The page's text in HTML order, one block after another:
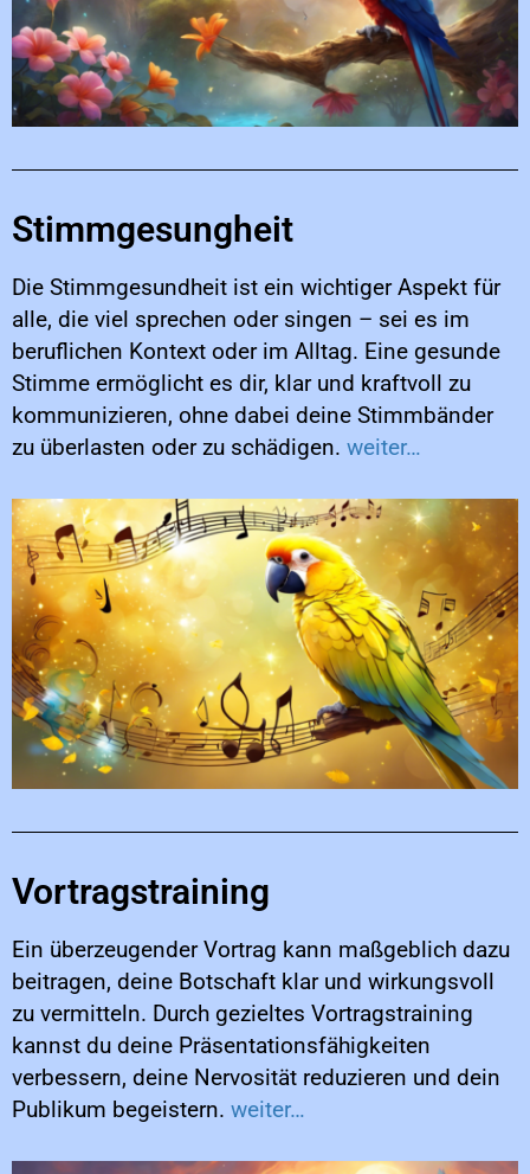
Stimmgesungheit
Die Stimmgesundheit ist ein wichtiger Aspekt für
alle, die viel sprechen oder singen – sei es im
beruflichen Kontext oder im Alltag. Eine gesunde
Stimme ermöglicht es dir, klar und kraftvoll zu
kommunizieren, ohne dabei deine Stimmbänder
zu überlasten oder zu schädigen. weiter…
Vortragstraining
Ein überzeugender Vortrag kann maßgeblich dazu
beitragen, deine Botschaft klar und wirkungsvoll
zu vermitteln. Durch gezieltes Vortragstraining
kannst du deine Präsentationsfähigkeiten
verbessern, deine Nervosität reduzieren und dein
Publikum begeistern. weiter…